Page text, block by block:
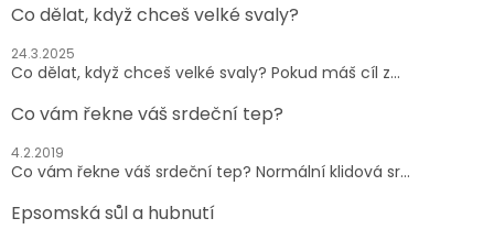
Co dělat, když chceš velké svaly?
24.3.2025
Co dělat, když chceš velké svaly? Pokud máš cíl z...
Co vám řekne váš srdeční tep?
4.2.2019
Co vám řekne váš srdeční tep? Normální klidová sr...
Epsomská sůl a hubnutí